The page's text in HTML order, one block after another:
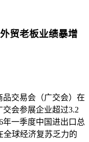
贸老板业绩暴增
品交易会（广交会）在
会参展企业超过3.2
年一季度中国进出口总
全球经济复苏乏力的